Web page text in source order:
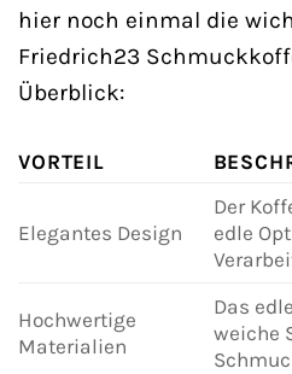
hier noch einmal die
Friedrich23
Überblick:
VORTEIL
Elegantes Design
Der
edle
Hochwertige
Materialien
Das
weiche